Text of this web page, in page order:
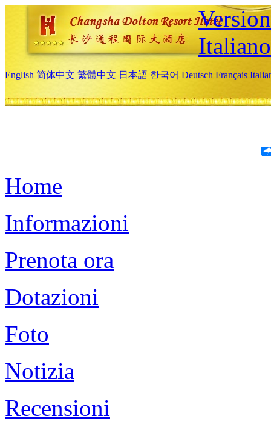
Italiano
English 简体中文 繁體中文 日本語 한국어 Deutsch Français
Home
Informazioni
Prenota ora
Dotazioni
Foto
Notizia
Recensioni